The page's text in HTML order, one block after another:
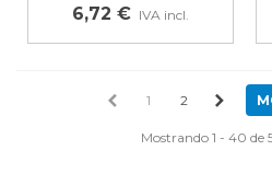
6,72 € IVA incl.
1 2
Mostrando 1 - 40 de